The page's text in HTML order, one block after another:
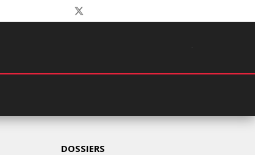
DOSSIERS